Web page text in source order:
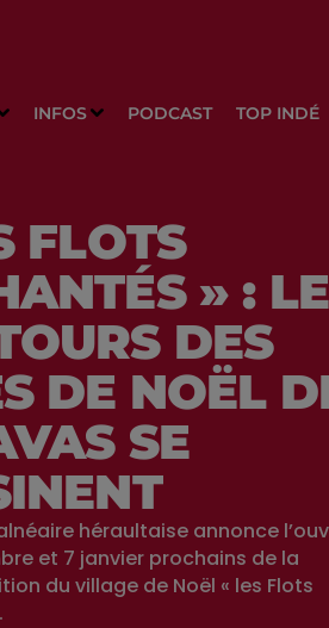
INFOS PODCAST TOP INDÉ
FLOTS
» :
DES
DE NOËL
SE
héraultaise annonce
et 7 janvier prochains de la
du village de Noël « les Flots